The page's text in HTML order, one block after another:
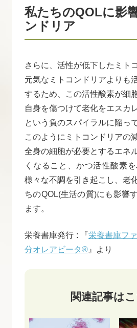
私たちのQOLに影
ンドリア
さらに、活性が低下したミト
元気なミトコンドリアよりも
するため、この活性酸素が細
自身を傷つけて老化をエスカ
という負のスパイラルに陥っ
このようにミトコンドリアの
全身の細胞が必要とするエネ
くなること、かつ活性酸素
様々な不調を引き起こし、老
ちのQOL(生活の質)にも影響
ます。
栄養書庫発行 : 『栄養書庫フ
分オレアビータ® 』より
関連記事は